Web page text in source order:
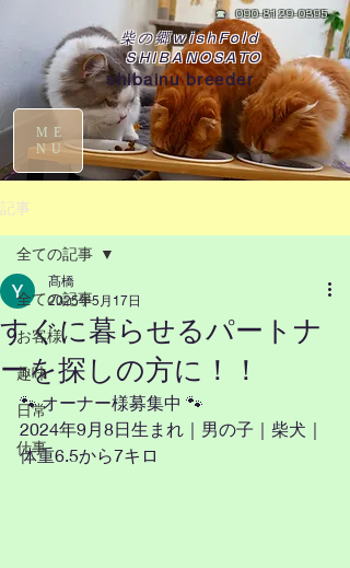
☎090-8129-0395
柴の郷wishFold
SHIBANOSATO
shibainu breeder
ME
NU
記事
全ての記事
お客様
趣味
日常
仕事
全ての記事
すぐに暮らせるパートナ
ーを探しの方に！！
髙橋
2025年5月17日
🐾 オーナー様募集中 🐾
2024年9月8日生まれ｜男の子｜柴犬｜
体重6.5から7キロ